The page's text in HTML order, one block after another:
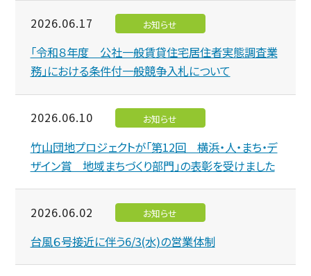
2026.06.17 お知らせ
「令和８年度 公社一般賃貸住宅居住者実態調査業
務」における条件付一般競争入札について
2026.06.10 お知らせ
竹山団地プロジェクトが「第12回 横浜・人・まち・デ
ザイン賞 地域まちづくり部門」の表彰を受けました
2026.06.02 お知らせ
台風６号接近に伴う6/3(水)の営業体制